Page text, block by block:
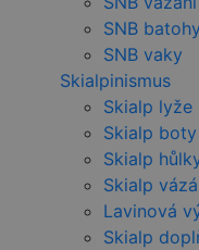
SNB batohy
SNB vaky
Skialpinismus
Skialp lyže
Skialp boty
Skialp
Skialp
Lavinová
Skialp